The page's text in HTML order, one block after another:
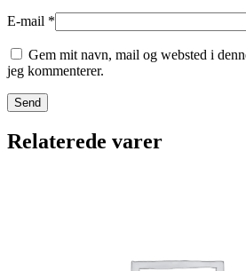
E-mail *
Gem mit navn, mail og websted i
jeg kommenterer.
Relaterede varer